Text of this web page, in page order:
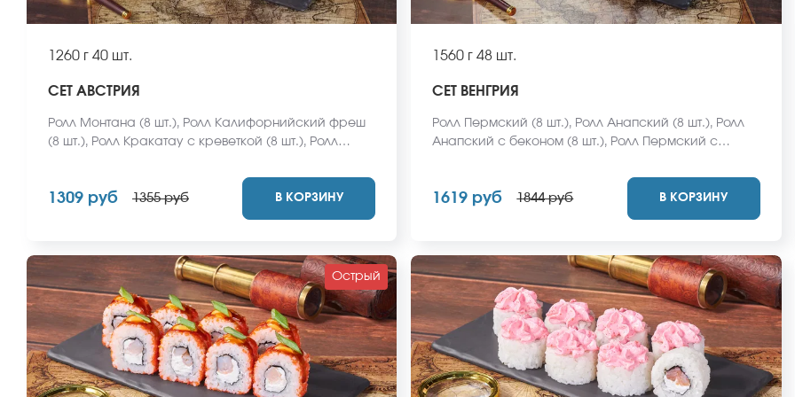
1260 г 40 шт.
СЕТ АВСТРИЯ
Ролл Монтана (8 шт.), Ролл Калифорнийский фреш
(8 шт.), Ролл Кракатау с креветкой (8 шт.), Ролл
забудьте заказать имбирь, васаби и соевый соус.
Они не входят в стоимость заказа. *Внешний вид
блюда может отличаться от фото на сайте.
1309 руб 1355 руб В КОРЗИНУ
1560 г 48 шт.
СЕТ ВЕНГРИЯ
Ролл Пермский (8 шт.), Ролл Анапский (8 шт.), Ролл
Анапский с беконом (8 шт.), Ролл Пермский с
Ролл Ижевский (8 шт.). *Не забудьте заказать
имбирь, васаби и соевый соус. Они не входят в
стоимость заказа. *Внешний вид блюда может
1619 руб 1844 руб В КОРЗИНУ
Острый